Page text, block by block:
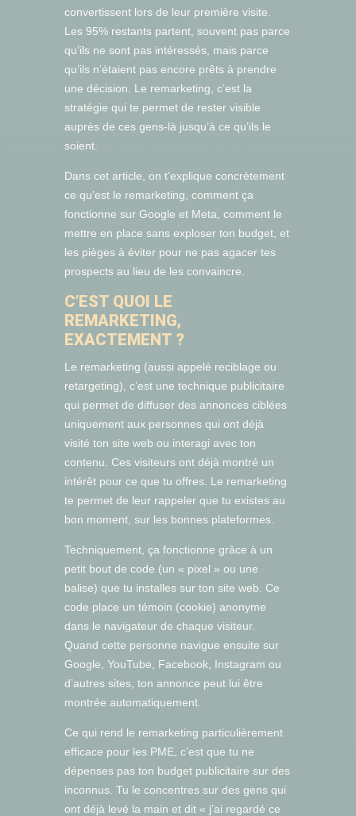
convertissent lors de leur première visite.
Les 95% restants partent, souvent pas parce
qu’ils ne sont pas intéressés, mais parce
qu’ils n’étaient pas encore prêts à prendre
une décision. Le remarketing, c’est la
stratégie qui te permet de rester visible
auprès de ces gens-là jusqu’à ce qu’ils le
soient.
Dans cet article, on t’explique concrètement
ce qu’est le remarketing, comment ça
fonctionne sur Google et Meta, comment le
mettre en place sans exploser ton budget, et
les pièges à éviter pour ne pas agacer tes
prospects au lieu de les convaincre.
C’EST QUOI LE
REMARKETING,
EXACTEMENT ?
Le remarketing (aussi appelé reciblage ou
retargeting), c’est une technique publicitaire
qui permet de diffuser des annonces ciblées
uniquement aux personnes qui ont déjà
visité ton site web ou interagi avec ton
contenu. Ces visiteurs ont déjà montré un
intérêt pour ce que tu offres. Le remarketing
te permet de leur rappeler que tu existes au
bon moment, sur les bonnes plateformes.
Techniquement, ça fonctionne grâce à un
petit bout de code (un « pixel » ou une
balise) que tu installes sur ton site web. Ce
code place un témoin (cookie) anonyme
dans le navigateur de chaque visiteur.
Quand cette personne navigue ensuite sur
Google, YouTube, Facebook, Instagram ou
d’autres sites, ton annonce peut lui être
montrée automatiquement.
Ce qui rend le remarketing particulièrement
efficace pour les PME, c’est que tu ne
dépenses pas ton budget publicitaire sur des
inconnus. Tu le concentres sur des gens qui
ont déjà levé la main et dit « j’ai regardé ce